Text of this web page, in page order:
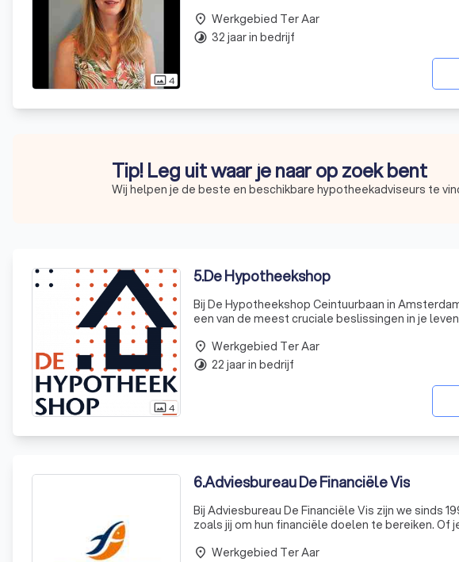
photo_size_select_actual4
place Werkgebied Ter Aar
timelapse 32 jaar in bedrijf
Tip! Leg uit waar je naar op zoek bent
Wij helpen je de beste en beschikbare hypotheekadviseurs te
photo_size_select_actual4
5.De Hypotheekshop
Bij De Hypotheekshop Ceintuurbaan in
een van de meest cruciale beslissingen in je
place Werkgebied Ter Aar
timelapse 22 jaar in bedrijf
6.Adviesbureau De Financiële Vis
Bij Adviesbureau De Financiële Vis zijn we sinds
zoals jij om hun financiële doelen te bereiken. Of
place Werkgebied Ter Aar